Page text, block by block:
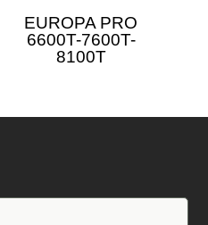
EUROPA PRO
6600T-7600T-
8100T